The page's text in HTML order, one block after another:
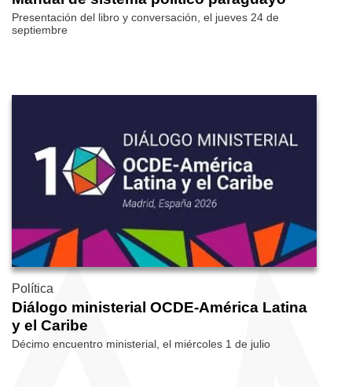
Presentación del libro y conversación, el jueves 24 de
septiembre
Política
Diálogo ministerial OCDE-América Latina
y el Caribe
Décimo encuentro ministerial, el miércoles 1 de julio